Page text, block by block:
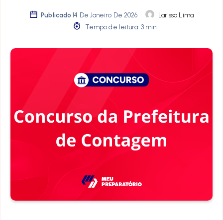
Publicado 14 De Janeiro De 2026
Larissa Lima
Tempo de leitura: 3 min